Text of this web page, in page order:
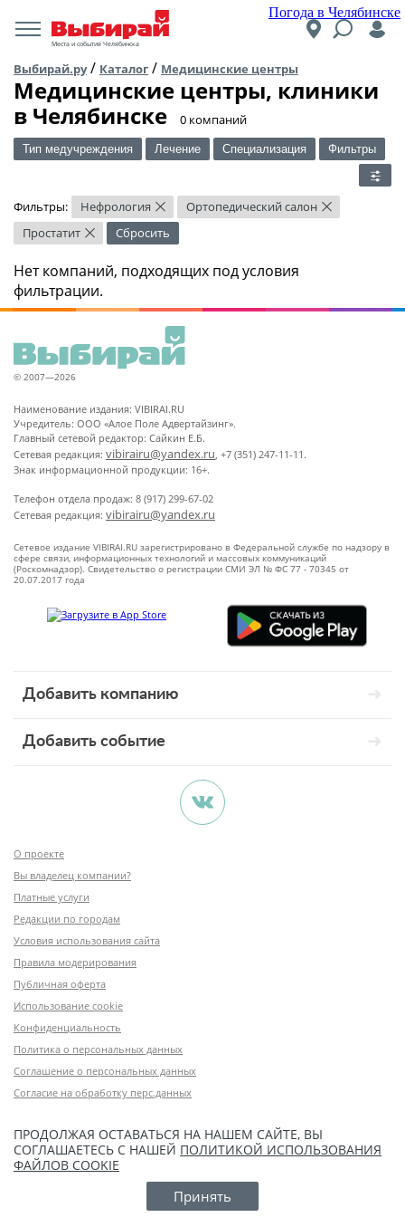
Погода в Челябинске
Места и события Челябинска
Выбирай.ру/ Каталог / Медицинские центры
Медицинские центры, клиники
в Челябинске
​0 компаний
Тип медучреждения Лечение Специализация Фильтры
Фильтры: Нефрология × Ортопедический салон ×
Простатит × Сбросить
Нет компаний, подходящих под условия
фильтрации.
© 2007—2026
Наименование издания: VIBIRAI.RU
Учредитель: ООО «Алое Поле Адвертайзинг».
Главный сетевой редактор: Сайкин Е.Б.
Сетевая редакция: vibirairu@yandex.ru, +7 (351) 247-11-11.
Знак информационной продукции: 16+.
Телефон отдела продаж: 8 (917) 299-67-02
Сетевая редакция: vibirairu@yandex.ru
Сетевое издание VIBIRAI.RU зарегистрировано в Федеральной службе по надзору в
сфере связи, информационных технологий и массовых коммуникаций
(Роскомнадзор). Свидетельство о регистрации СМИ ЭЛ № ФС 77 - 70345 от
20.07.2017 года
Добавить компанию
Добавить событие
О проекте
Вы владелец компании?
Платные услуги
Редакции по городам
Условия использования сайта
Правила модерирования
Публичная оферта
Использование cookie
Конфиденциальность
Политика о персональных данных
Соглашение о персональных данных
Согласие на обработку перс.данных
ПРОДОЛЖАЯ ОСТАВАТЬСЯ НА НАШЕМ САЙТЕ, ВЫ
СОГЛАШАЕТЕСЬ С НАШЕЙ ПОЛИТИКОЙ ИСПОЛЬЗОВАНИЯ
ФАЙЛОВ COOKIE
Принять